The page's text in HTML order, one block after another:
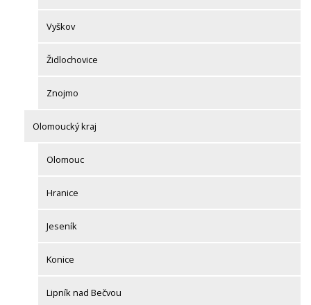
Vyškov
Židlochovice
Znojmo
Olomoucký kraj
Olomouc
Hranice
Jeseník
Konice
Lipník nad Bečvou